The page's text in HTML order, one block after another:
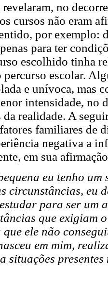
no
cursos não eram
por exemplo:
para ter
escolhido tinha
percurso escolar.
e unívoca, mas
intensidade, no
da realidade. A
familiares de
negativa a
em sua
eu tenho
circunstâncias, eu
para ser um
que exigiam
ele não
em mim,
situações